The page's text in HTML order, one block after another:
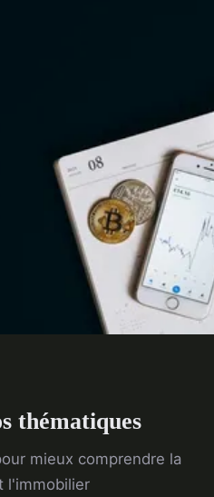
thématiques
mieux comprendre la
l'immobilier